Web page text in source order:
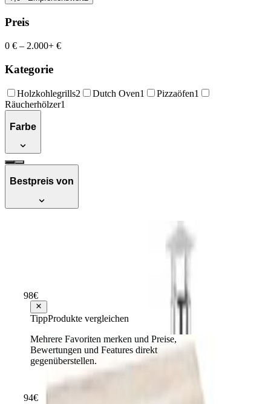
Preis
0 € – 2.000+ €
Kategorie
Holzkohlegrills2 Dutch Oven1 Pizzaöfen1
Räucherhölzer1
Farbe
Bestpreis von
Activa Gulaschkanone Schwarz 14 l
% Rabatt
98€
115,80 €
Dutch Oven-Set 7-teilig Gusseisen
Empfehlenswert
94€
TippProdukte vergleichen
Mehrere Favoriten merken und Preise,
Bewertungen und Features direkt
gegenüberstellen.